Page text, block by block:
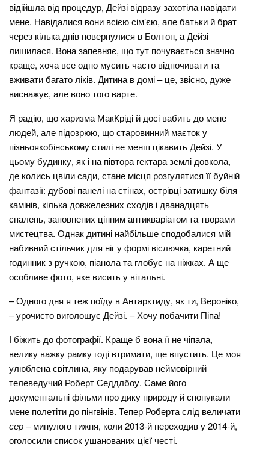
відійшла від процедур, Дейзі відразу захотіла навідати
мене. Навідалися вони всією сім’єю, але батьки й брат
через кілька днів повернулися в Болтон, а Дейзі
лишилася. Вона запевняє, що тут почувається значно
краще, хоча все одно мусить часто відпочивати та
вживати багато ліків. Дитина в домі – це, звісно, дуже
виснажує, але воно того варте.
Я радію, що харизма МакКріді й досі вабить до мене
людей, але підозрюю, що старовинний маєток у
пізньоякобінському стилі не менш цікавить Дейзі. У
цьому будинку, як і на півтора гектара землі довкола,
де колись цвіли сади, стане місця розгулятися її буйній
фантазії: дубові панелі на стінах, острівці затишку біля
камінів, кілька довжелезних сходів і дванадцять
спалень, заповнених цінним антикваріатом та творами
мистецтва. Однак дитині найбільше сподобалися мій
набивний стільчик для ніг у формі віслючка, каретний
годинник з ручкою, піанола та глобус на ніжках. А ще
особливе фото, яке висить у вітальні.
– Одного дня я теж поїду в Антарктиду, як ти, Вероніко,
– урочисто виголошує Дейзі. – Хочу побачити Піпа!
І біжить до фотографії. Краще б вона її не чіпала,
велику важку рамку годі втримати, ще впустить. Це моя
улюблена світлина, яку подарував неймовірний
телеведучий Роберт Седдлбоу. Саме його
документальні фільми про дику природу й спонукали
мене полетіти до пінгвінів. Тепер Роберта слід величати
сер– минулого тижня, коли 2013-й переходив у 2014-й,
оголосили список ушанованих цієї честі.